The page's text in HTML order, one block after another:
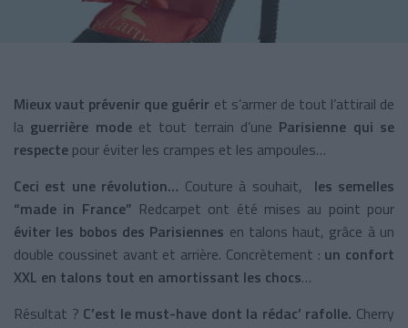
Mieux vaut prévenir que guérir et s’armer de tout l’attirail de
la guerrière modeet tout terrain d’une Parisienne qui se
respecte pour éviter les crampes et les ampoules…
Ceci est une révolution… Couture à souhait, les semelles
“made in France” Redcarpet ont été mises au point pour
éviter les bobos des Parisiennes en talons haut, grâce à un
double coussinet avant et arrière. Concrètement : un confort
XXL en talons tout en amortissant les chocs…
Résultat ? C’est le must-have dont la rédac’ rafolle. Cherry